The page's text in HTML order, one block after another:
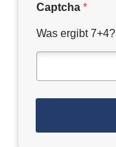
n
c
h
e
Captcha *
Was ergibt 7+4?